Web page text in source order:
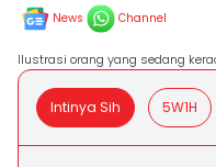
News Channel
Ilustrasi orang yang sedang
Intinya Sih 5W1H